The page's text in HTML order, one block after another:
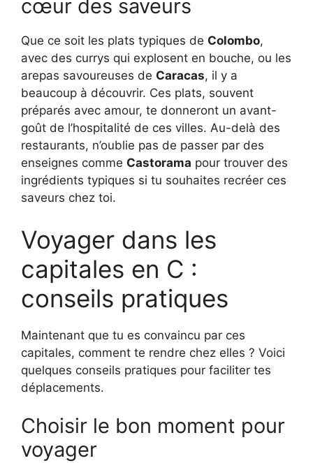
cœur des saveurs
Que ce soit les plats typiques de Colombo,
avec des currys qui explosent en bouche, ou les
arepas savoureuses de Caracas, il y a
beaucoup à découvrir. Ces plats, souvent
préparés avec amour, te donneront un avant-
goût de l’hospitalité de ces villes. Au-delà des
restaurants, n’oublie pas de passer par des
enseignes comme Castorama pour trouver des
ingrédients typiques si tu souhaites recréer ces
saveurs chez toi.
Voyager dans les
capitales en C :
conseils pratiques
Maintenant que tu es convaincu par ces
capitales, comment te rendre chez elles ? Voici
quelques conseils pratiques pour faciliter tes
déplacements.
Choisir le bon moment pour
voyager